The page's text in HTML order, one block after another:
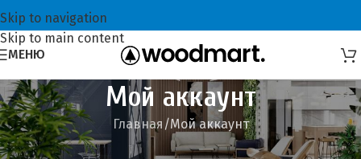
Skip to navigation
Skip to main content
МЕНЮ
Мой аккаунт
Главная Мой аккаунт